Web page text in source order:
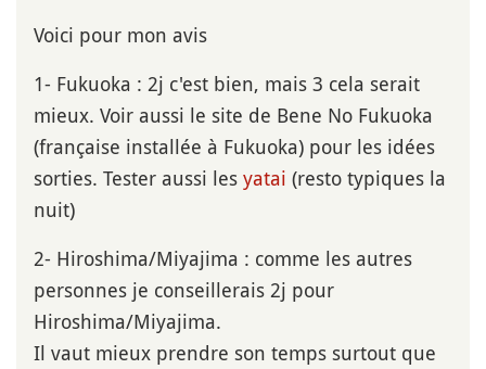
Voici pour mon avis
1- Fukuoka : 2j c'est bien, mais 3 cela serait
mieux. Voir aussi le site de Bene No Fukuoka
(française installée à Fukuoka) pour les idées
sorties. Tester aussi les yatai (resto typiques la
nuit)
2- Hiroshima/Miyajima : comme les autres
personnes je conseillerais 2j pour
Hiroshima/Miyajima.
Il vaut mieux prendre son temps surtout que